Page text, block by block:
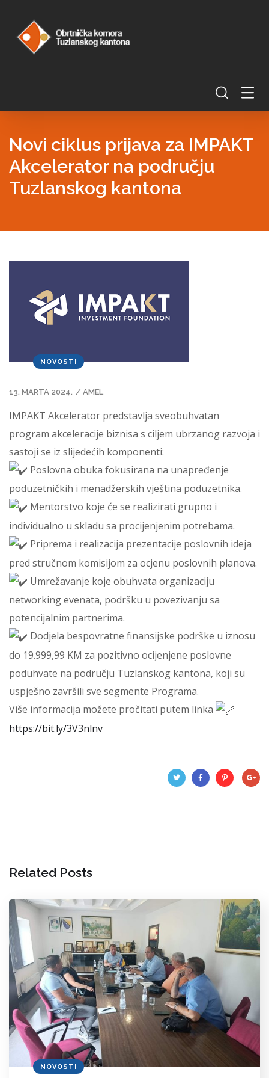
Novi ciklus prijava za IMPAKT
Akcelerator na području
Tuzlanskog kantona
NOVOSTI
13. MARTA 2024. / AMEL
IMPAKT Akcelerator predstavlja sveobuhvatan
program akceleracije biznisa s ciljem ubrzanog razvoja i
sastoji se iz slijedećih komponenti:
Poslovna obuka fokusirana na unapređenje
poduzetničkih i menadžerskih vještina poduzetnika.
Mentorstvo koje će se realizirati grupno i
individualno u skladu sa procijenjenim potrebama.
Priprema i realizacija prezentacije poslovnih ideja
pred stručnom komisijom za ocjenu poslovnih planova.
Umrežavanje koje obuhvata organizaciju
networking evenata, podršku u povezivanju sa
potencijalnim partnerima.
Dodjela bespovratne finansijske podrške u iznosu
do 19.999,99 KM za pozitivno ocijenjene poslovne
poduhvate na području Tuzlanskog kantona, koji su
uspješno završili sve segmente Programa.
Više informacija možete pročitati putem linka
https://bit.ly/3V3nlnv
Related Posts
NOVOSTI